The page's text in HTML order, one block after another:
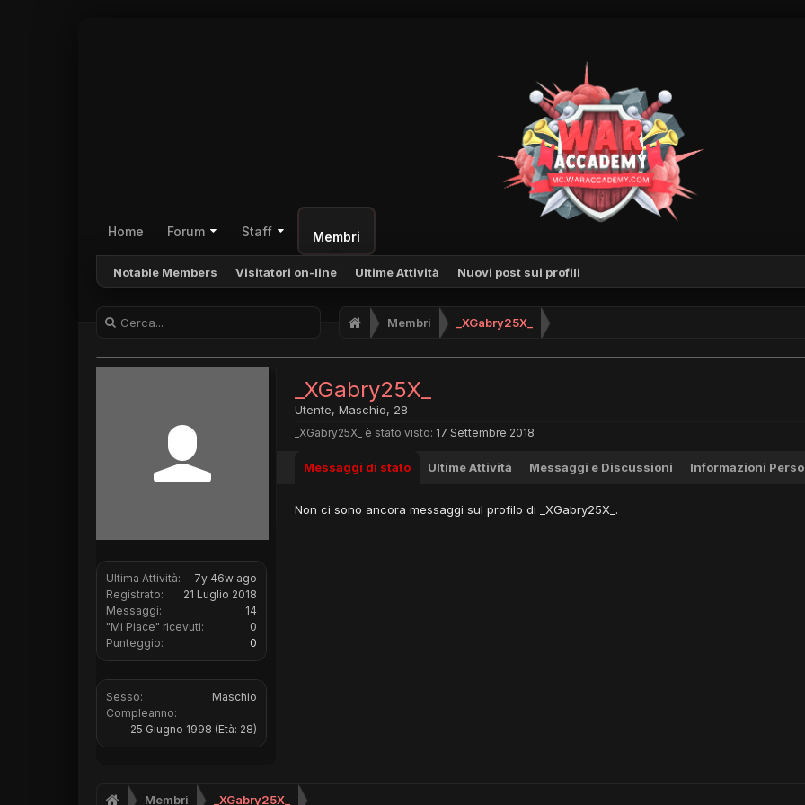
Home Forum Staff Membri
Notable Members Visitatori on-line Ultime Attività Nuovi post sui profili
Membri _XGabry25X_
Ultima Attività:
7y 46w ago
Registrato:
21 Luglio 2018
Messaggi:
14
"Mi Piace" ricevuti:
0
Punteggio:
0
Sesso:
Maschio
Compleanno:
25 Giugno 1998 (Età: 28)
_XGabry25X_
Utente, Maschio, 28
_XGabry25X_ è stato visto: 17 Settembre 2018
Messaggi di stato Ultime Attività Messaggi e Discussioni Informazioni
Non ci sono ancora messaggi sul profilo di _XGabry25X_.
Membri _XGabry25X_